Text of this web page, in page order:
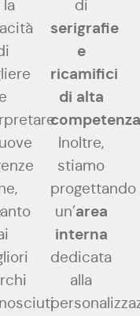
la
e
di
serigrafie
e
ricamifici
di alta
competenza
Inoltre,
stiamo
progettando
un’area
interna
dedicata
alla